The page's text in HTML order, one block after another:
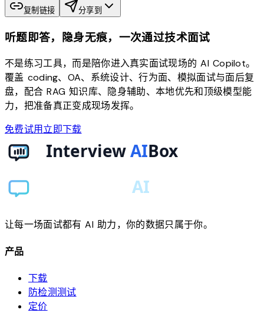
复制链接 分享到
听题即答，隐身无痕，一次通过技术面试
不是练习工具，而是陪你进入真实面试现场的 AI Copilot。
覆盖 coding、OA、系统设计、行为面、模拟面试与面后复
盘，配合 RAG 知识库、隐身辅助、本地优先和顶级模型能
力，把准备真正变成现场发挥。
免费试用立即下载
让每一场面试都有 AI 助力，你的数据只属于你。
产品
下载
防检测测试
定价